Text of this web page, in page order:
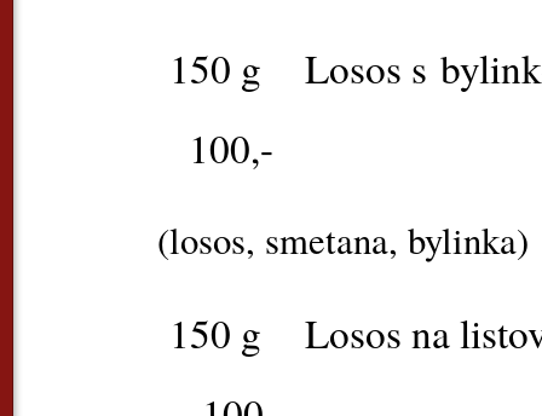
150 g
Losos s
100,-
(losos, smetana, bylinka)
150 g
Losos na